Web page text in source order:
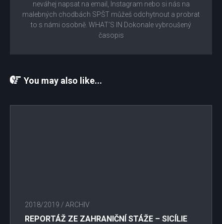
neváhej napsat na email, Instagram nebo si nás na
malebných chodbách SPŠT můžeš odchytnout a probrat
to s námi osobně. WHAT’S IN Dokonale vybroušený
časopis
You may also like...
2018/2019 / ARCHIV
REPORTÁŽ ZE ZAHRANIČNÍ STÁŽE – SICÍLIE